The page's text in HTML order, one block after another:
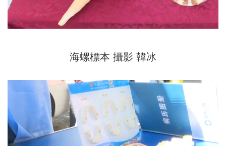
海螺標本 攝影 韓冰